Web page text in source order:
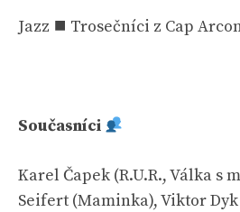
Jazz ⯀ Trosečníci z Cap
Současníci
Karel Čapek (R.U.R., Válka s
Seifert (Maminka), Viktor